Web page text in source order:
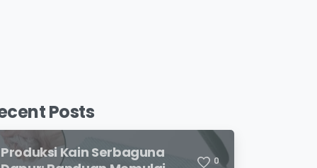
Posts
Produksi Kain Serbaguna
0